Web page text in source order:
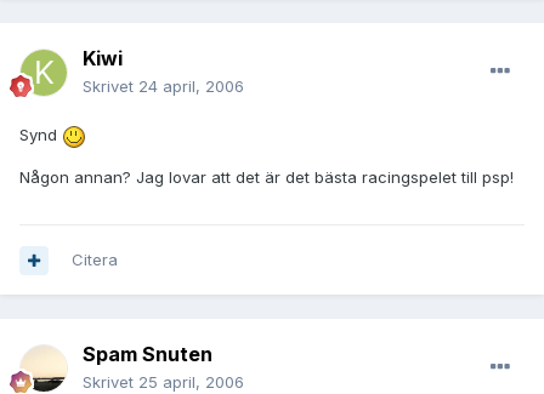
Kiwi
Skrivet 24 april, 2006
Synd
Någon annan? Jag lovar att det är det bästa racingspelet till psp!
Citera
Spam Snuten
Skrivet 25 april, 2006